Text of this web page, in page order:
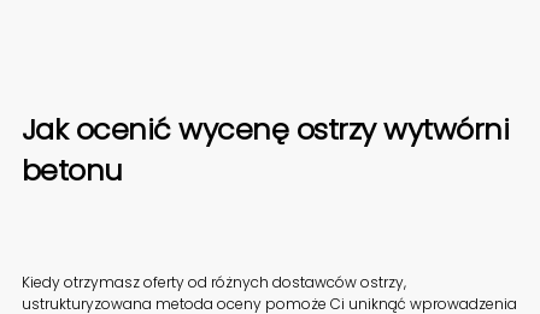
Jak ocenić wycenę ostrzy wytwórni
betonu
Kiedy otrzymasz oferty od różnych dostawców ostrzy,
ustrukturyzowana metoda oceny pomoże Ci uniknąć wprowadzenia